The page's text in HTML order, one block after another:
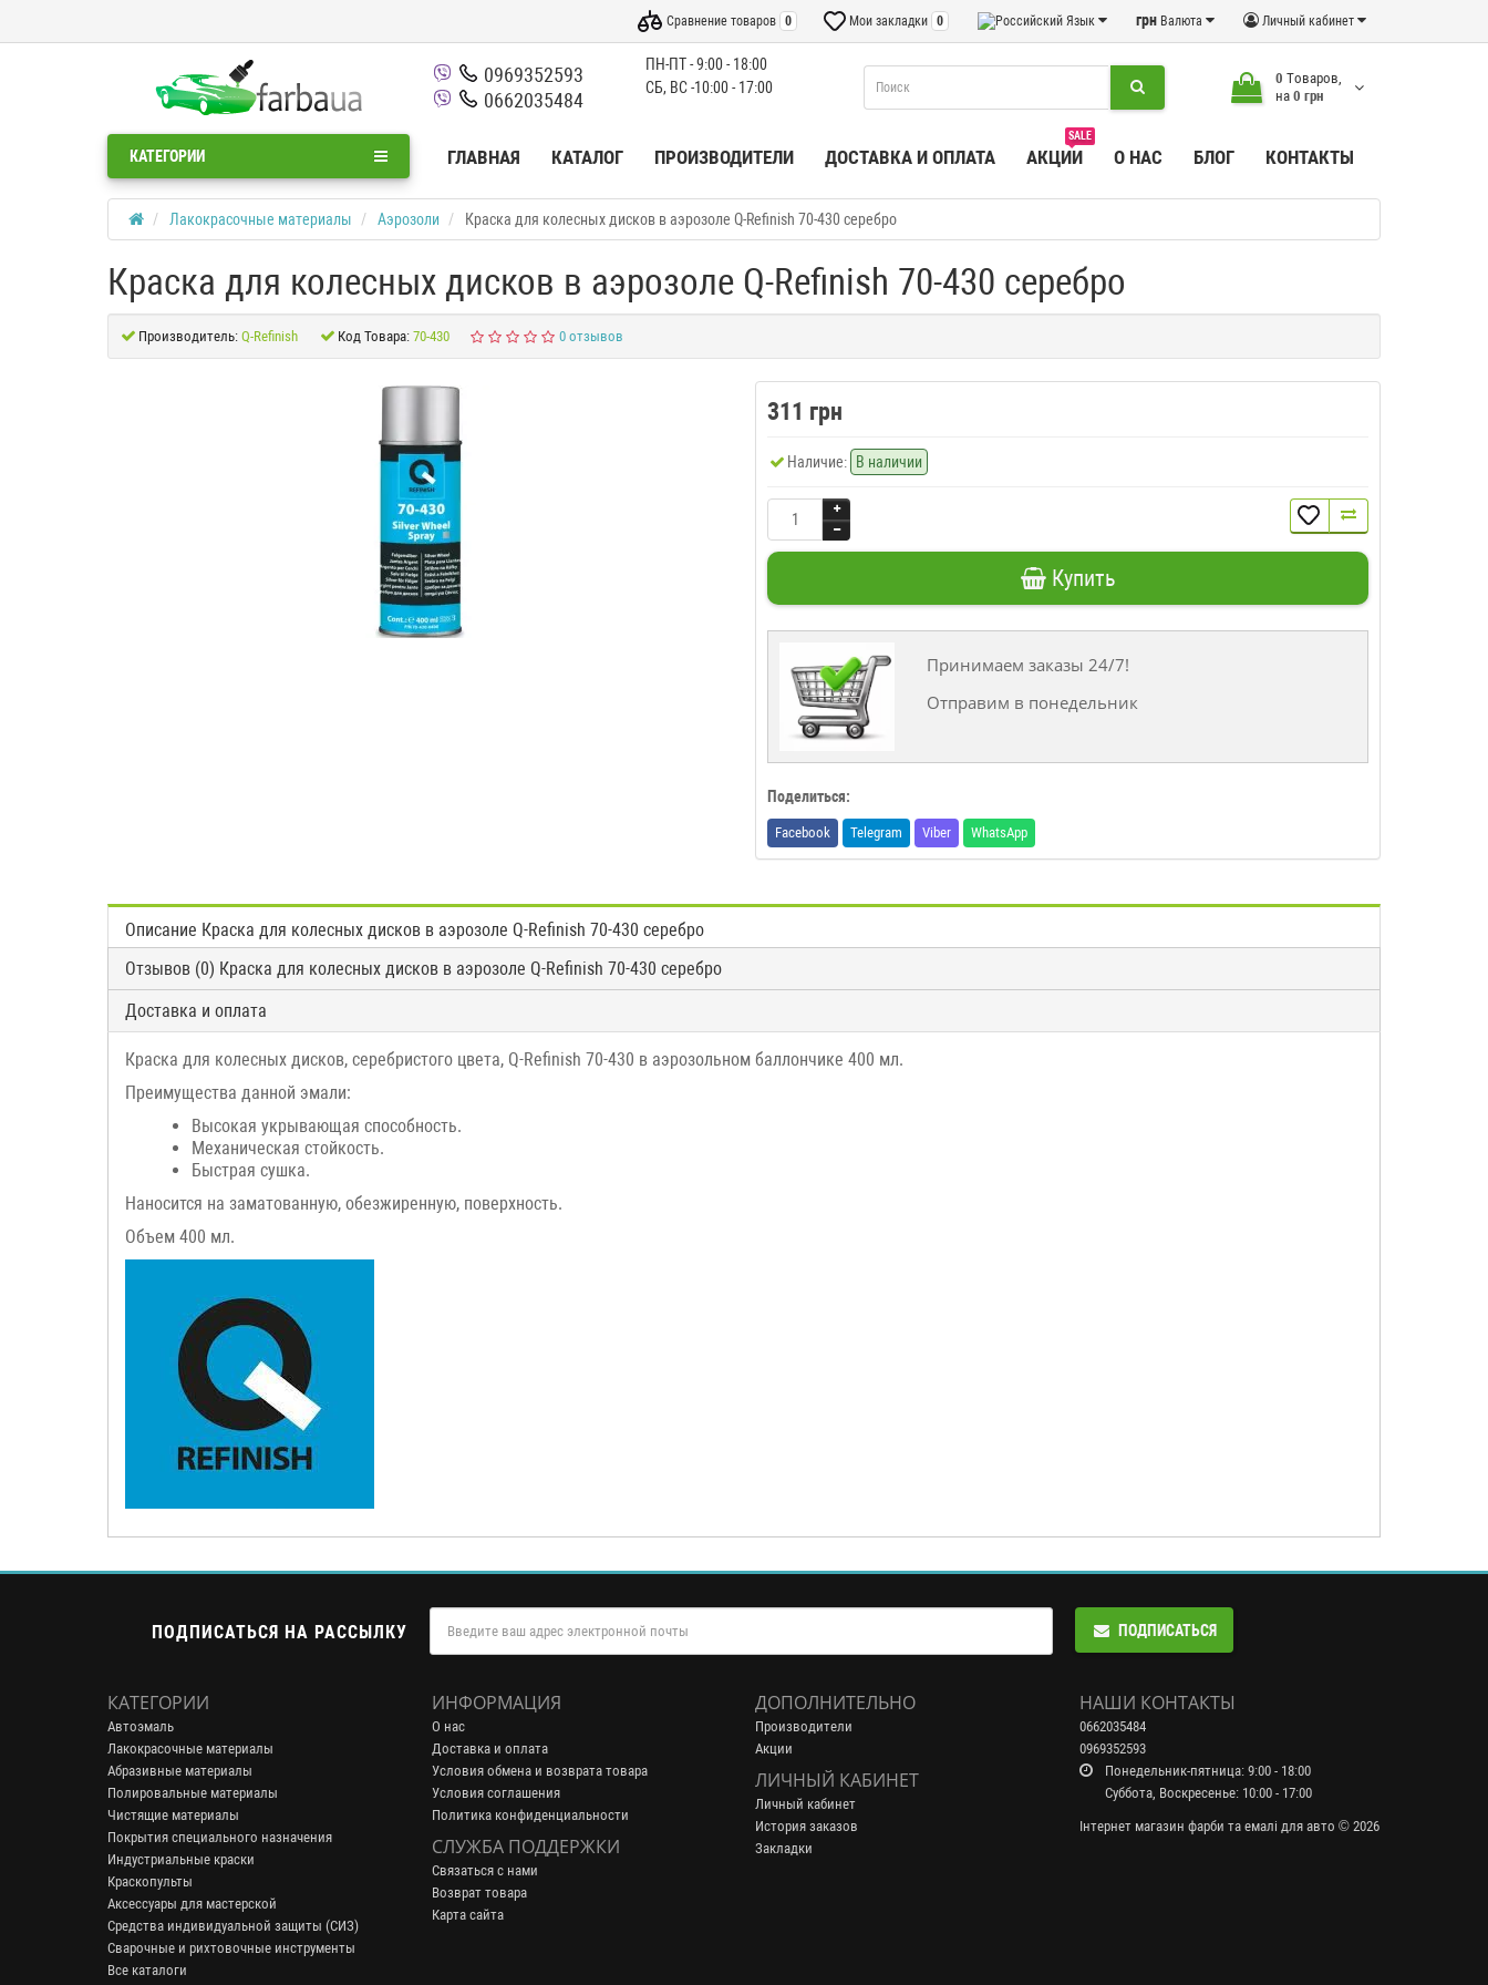
Личный кабинет
грн Валюта
Язык
Мои закладки 0
Сравнение товаров 0
0969352593
0662035484
ПН-ПТ - 9:00 - 18:00
СБ, ВС -10:00 - 17:00
0 Tоваров,
на 0 грн
КАТЕГОРИИ ГЛАВНАЯ КАТАЛОГ ПРОИЗВОДИТЕЛИ ДОСТАВКА И ОПЛАТА
SALE
АКЦИИ О НАС БЛОГ КОНТАКТЫ
Лакокрасочные материалы Аэрозоли Краска для колесных дисков в аэрозоле Q-Refinish 70-430 серебро
Краска для колесных дисков в аэрозоле Q-Refinish 70-430 серебро
Производитель: Q-Refinish Код Товара: 70-430 0 отзывов
311 грн
Наличие: В наличии
Купить
Принимаем заказы 24/7!
Отправим в понедельник
Поделиться:
Facebook Telegram Viber WhatsApp
Описание Краска для колесных дисков в аэрозоле Q-Refinish 70-430 серебро
Отзывов (0) Краска для колесных дисков в аэрозоле Q-Refinish 70-430 серебро
Доставка и оплата
Краска для колесных дисков, серебристого цвета, Q-Refinish 70-430 в аэрозольном баллончике 400 мл.
Преимущества данной эмали:
Высокая укрывающая способность.
Механическая стойкость.
Быстрая сушка.
Наносится на заматованную, обезжиренную, поверхность.
Объем 400 мл.
ПОДПИСАТЬСЯ НА РАССЫЛКУ ПОДПИСАТЬСЯ
КАТЕГОРИИ
Автоэмаль
Лакокрасочные материалы
Абразивные материалы
Полировальные материалы
Чистящие материалы
Покрытия специального назначения
Индустриальные краски
Краскопульты
Аксессуары для мастерской
Средства индивидуальной защиты (СИЗ)
Сварочные и рихтовочные инструменты
Все каталоги
ИНФОРМАЦИЯ
О нас
Доставка и оплата
Условия обмена и возврата товара
Условия соглашения
Политика конфиденциальности
СЛУЖБА ПОДДЕРЖКИ
Связаться с нами
Возврат товара
Карта сайта
ДОПОЛНИТЕЛЬНО
Производители
Акции
ЛИЧНЫЙ КАБИНЕТ
Личный кабинет
История заказов
Закладки
НАШИ КОНТАКТЫ
0662035484
0969352593
Понедельник-пятница: 9:00 - 18:00
Суббота, Воскресенье: 10:00 - 17:00
Інтернет магазин фарби та емалі для авто © 2026